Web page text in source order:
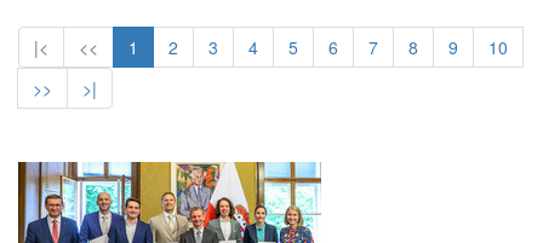
|< << 1 2 3 4 5 6 7 8 9
10
>>
>|